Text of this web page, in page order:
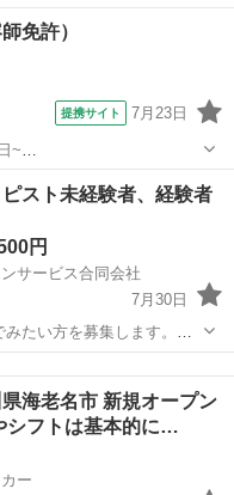
様をそのまま担当したい
免許）
提携サイト 7月23日
10:00~18:00 火/
スト未経験者、経験者
円
サービス合同会社
7月30日
みたい方を募集します。※
る研修で取得可能です。
職をつけたい方、将来独立
県海老名市 新規オープン
シフトは基本的に…
ー